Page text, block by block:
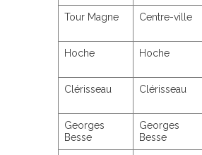
Tour Magne Centre-ville
Hoche Hoche
Clérisseau Clérisseau
Georges
Besse
Georges
Besse